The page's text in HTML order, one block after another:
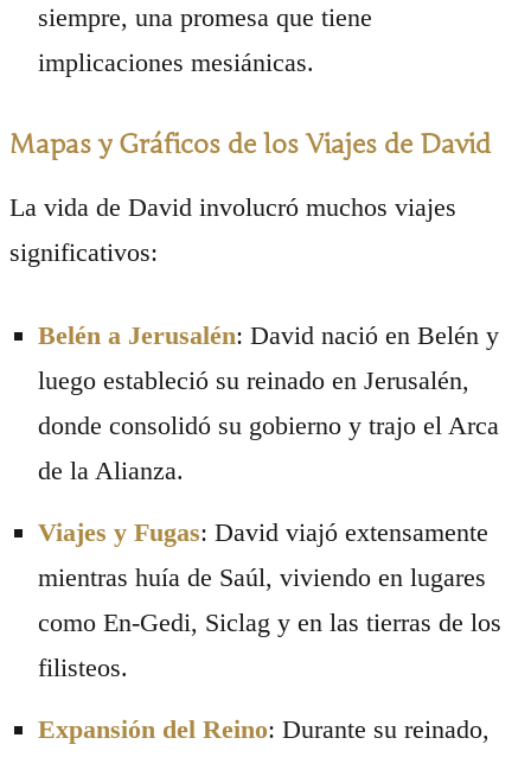
siempre, una promesa que tiene
implicaciones mesiánicas.
Mapas y Gráficos de los Viajes de David
La vida de David involucró muchos viajes
significativos:
Belén a Jerusalén: David nació en Belén y
luego estableció su reinado en Jerusalén,
donde consolidó su gobierno y trajo el Arca
de la Alianza.
Viajes y Fugas: David viajó extensamente
mientras huía de Saúl, viviendo en lugares
como En-Gedi, Siclag y en las tierras de los
filisteos.
Expansión del Reino: Durante su reinado,